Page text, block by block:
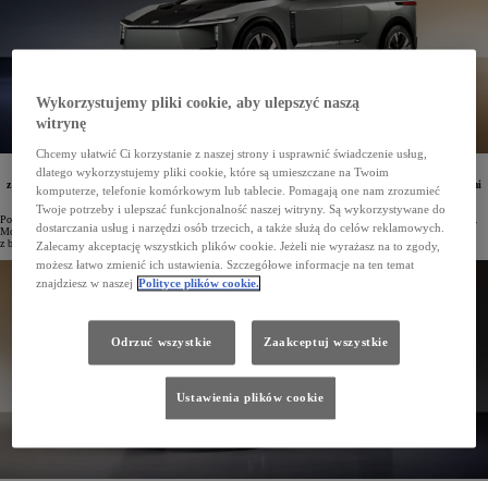
W Europie zadebiutowała prototypowa Toyota FT-3e, stanowiąca zapowiedź kolejnej generacji aut
z bateryjnym napędem elektrycznym. Pojazd ten zachwyca przemyślaną stylistyką i zaawansowanymi
technologiami.
Podczas konferencji Kenshiki Forum w Brukseli swoją europejską premierę miała koncepcyjna Toyota FT-3e.
Model ten pokazał, jakie możliwości stylistyczne i technologiczne daje nowa generacja samochodów
z bateryjnym napędem elektrycznym.
Wykorzystujemy pliki cookie, aby ulepszyć naszą
witrynę
Chcemy ułatwić Ci korzystanie z naszej strony i usprawnić świadczenie usług,
dlatego wykorzystujemy pliki cookie, które są umieszczane na Twoim
komputerze, telefonie komórkowym lub tablecie. Pomagają one nam zrozumieć
Twoje potrzeby i ulepszać funkcjonalność naszej witryny. Są wykorzystywane do
dostarczania usług i narzędzi osób trzecich, a także służą do celów reklamowych.
Zalecamy akceptację wszystkich plików cookie. Jeżeli nie wyrażasz na to zgody,
możesz łatwo zmienić ich ustawienia. Szczegółowe informacje na ten temat
znajdziesz w naszej Polityce plików cookie.
Odrzuć wszystkie Zaakceptuj wszystkie
Ustawienia plików cookie